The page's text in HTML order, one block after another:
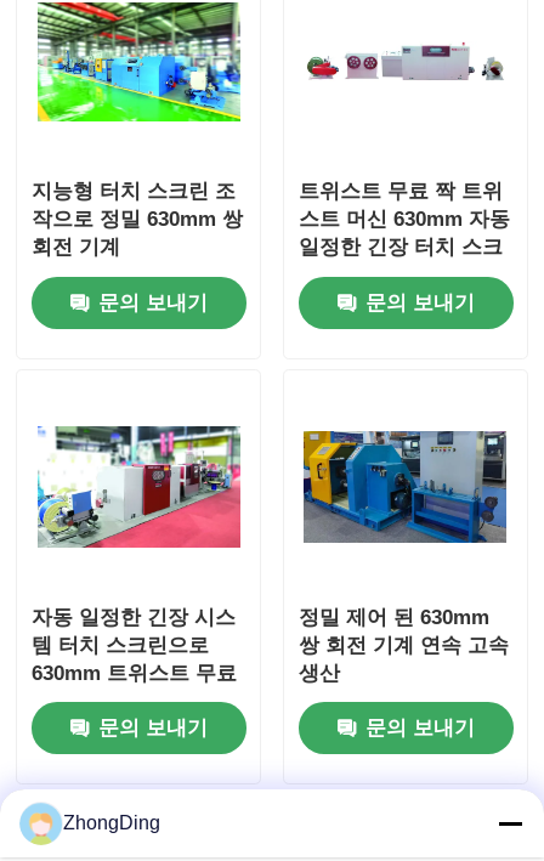
지능형 터치 스크린 조
작으로 정밀 630mm 쌍
회전 기계
문의 보내기
트위스트 무료 짝 트위
스트 머신 630mm 자동
일정한 긴장 터치 스크
린
문의 보내기
자동 일정한 긴장 시스
템 터치 스크린으로
630mm 트위스트 무료
트위스트 머신
문의 보내기
정밀 제어 된 630mm
쌍 회전 기계 연속 고속
생산
문의 보내기
ZhongDing